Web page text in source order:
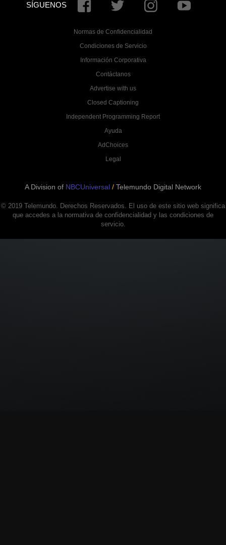
SÍGUENOS
Normas de Confidencialidad
Condiciones de Servicio
Información Corporativa
Contáctanos
Advertise with us
Closed Captioning
Independent Programming Report
Ayuda
AdChoices
Legal
A Division of NBCUniversal / Telemundo Digital Network
© 2019 Telemundo. Derechos Reservados. El uso de este sitio web significa
que accedes a la normativa de confidencialidad y las condiciones de
servicio.